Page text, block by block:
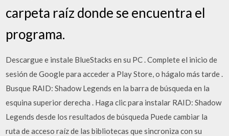
carpeta raíz donde se encuentra el
programa.
Descargue e instale BlueStacks en su PC . Complete el inicio de
sesión de Google para acceder a Play Store, o hágalo más tarde .
Busque RAID: Shadow Legends en la barra de búsqueda en la
esquina superior derecha . Haga clic para instalar RAID: Shadow
Legends desde los resultados de búsqueda Puede cambiar la
ruta de acceso raíz de las bibliotecas que sincroniza con su